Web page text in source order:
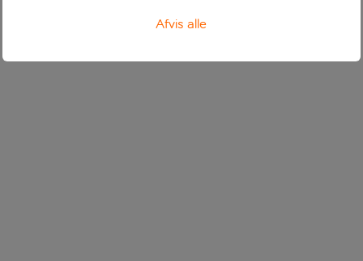
Afvis alle